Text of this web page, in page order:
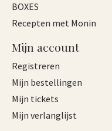
BOXES
Recepten met Monin
Mijn account
Registreren
Mijn bestellingen
Mijn tickets
Mijn verlanglijst